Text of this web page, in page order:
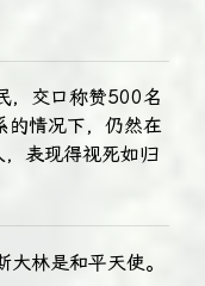
，交口称赞500名
的情况下，仍然在
表现得视死如归
林是和平天使。